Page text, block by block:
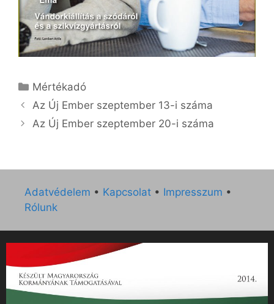
Kategória
Mértékadó
Az Új Ember szeptember 13-i száma
Az Új Ember szeptember 20-i száma
Adatvédelem • Kapcsolat • Impresszum •
Rólunk